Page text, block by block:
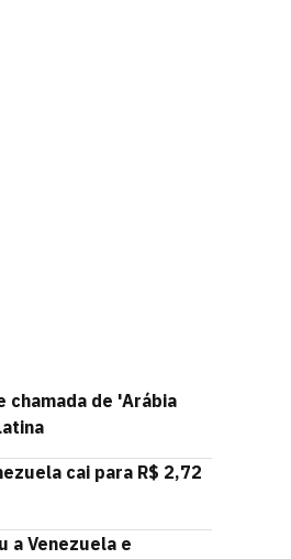
chamada de 'Arábia
cai para R$ 2,72
a Venezuela e